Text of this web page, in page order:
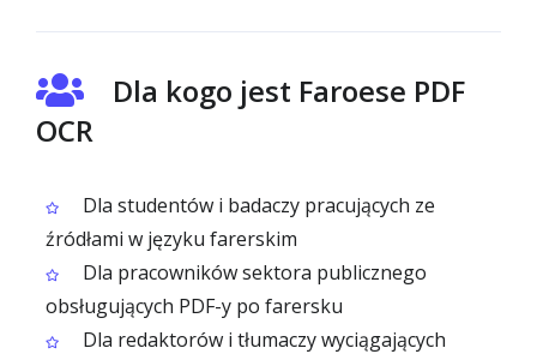
Dla kogo jest Faroese PDF
OCR
Dla studentów i badaczy pracujących ze
źródłami w języku farerskim
Dla pracowników sektora publicznego
obsługujących PDF-y po farersku
Dla redaktorów i tłumaczy wyciągających